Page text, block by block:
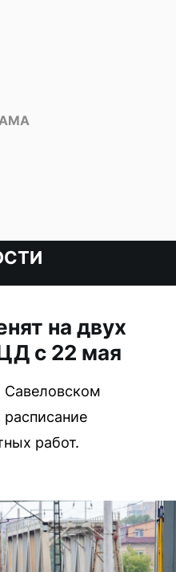
на двух
с 22 мая
Савеловском
расписание
работ.